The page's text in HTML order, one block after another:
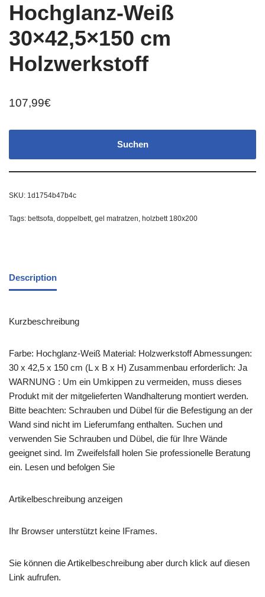
Hochglanz-Weiß
30×42,5×150 cm
Holzwerkstoff
107,99€
Suchen
SKU: 1d1754b47b4c
Tags: bettsofa, doppelbett, gel matratzen, holzbett 180x200
Description
Kurzbeschreibung
Farbe: Hochglanz-Weiß Material: Holzwerkstoff Abmessungen:
30 x 42,5 x 150 cm (L x B x H) Zusammenbau erforderlich: Ja
WARNUNG : Um ein Umkippen zu vermeiden, muss dieses
Produkt mit der mitgelieferten Wandhalterung montiert werden.
Bitte beachten: Schrauben und Dübel für die Befestigung an der
Wand sind nicht im Lieferumfang enthalten. Suchen und
verwenden Sie Schrauben und Dübel, die für Ihre Wände
geeignet sind. Im Zweifelsfall holen Sie professionelle Beratung
ein. Lesen und befolgen Sie
Artikelbeschreibung anzeigen
Ihr Browser unterstützt keine IFrames.
Sie können die Artikelbeschreibung aber durch klick auf diesen
Link aufrufen.